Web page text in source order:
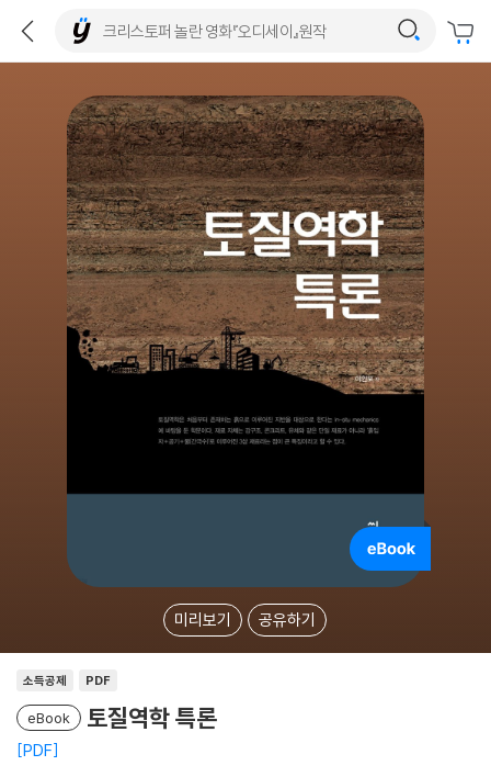
미리보기 공유하기
소득공제 PDF
eBook 토질역학 특론
PDF